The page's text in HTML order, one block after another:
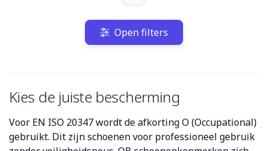
Open filters
Kies de juiste bescherming
Voor EN ISO 20347 wordt de afkorting O (Occupational)
gebruikt. Dit zijn schoenen voor professioneel gebruik